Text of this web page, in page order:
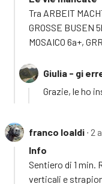
Tra ARBEIT
GROSSE BUSEN
MOSAICO 6a+,
Giulia - gi
Grazie, le ho
franco loaldi ∙ 2
Info
Sentiero di 1 min.
verticali e